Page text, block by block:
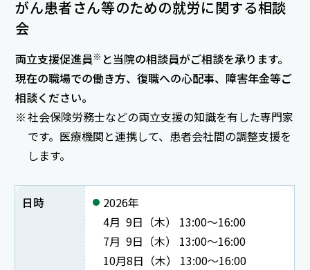
がん患者さん等のための就労に関する相談
会
両立支援促進員※ と当院の相談員がご相談を承ります。
現在の職場での働き方、復職への心配事、障害年金等ご
相談ください。
社会保険労務士などの両立支援の知識を有した専門家
です。医療機関と連携して、患者会社間の調整支援を
します。
日時
2026年
4月 9日（木） 13:00～16:00
7月 9日（木） 13:00～16:00
10月8日（木） 13:00～16:00